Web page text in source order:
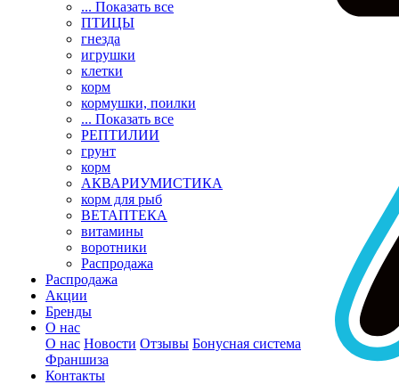
... Показать все
ПТИЦЫ
гнезда
игрушки
клетки
корм
кормушки, поилки
... Показать все
РЕПТИЛИИ
грунт
корм
АКВАРИУМИСТИКА
корм для рыб
ВЕТАПТЕКА
витамины
воротники
Распродажа
Распродажа
Акции
Бренды
О нас
О нас Новости Отзывы Бонусная система
Франшиза
Контакты